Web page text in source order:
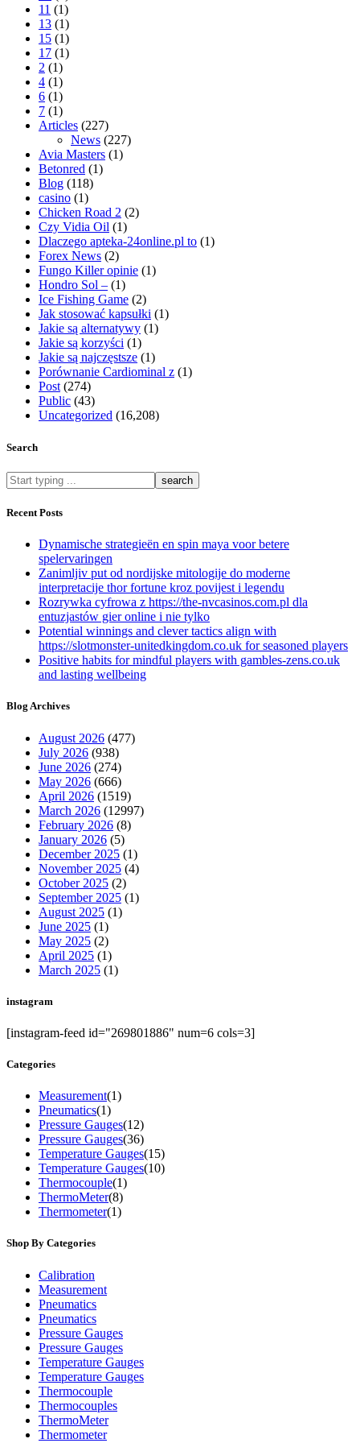
11 (1)
13 (1)
15 (1)
17 (1)
2 (1)
4 (1)
6 (1)
7 (1)
Articles (227)
News (227)
Avia Masters (1)
Betonred (1)
Blog (118)
casino (1)
Chicken Road 2 (2)
Czy Vidia Oil (1)
Dlaczego apteka-24online.pl to (1)
Forex News (2)
Fungo Killer opinie (1)
Hondro Sol – (1)
Ice Fishing Game (2)
Jak stosować kapsułki (1)
Jakie są alternatywy (1)
Jakie są korzyści (1)
Jakie są najczęstsze (1)
Porównanie Cardiominal z (1)
Post(274)
Public (43)
Uncategorized (16,208)
Search
What
are
you
Recent Posts
Dynamische strategieën en spin maya voor betere
spelervaringen
Zanimljiv put od nordijske mitologije do moderne
interpretacije thor fortune kroz povijest i legendu
Rozrywka cyfrowa z https://the-nvcasinos.com.pl dla
entuzjastów gier online i nie tylko
Potential winnings and clever tactics align with
https://slotmonster-unitedkingdom.co.uk for seasoned players
Positive habits for mindful players with gambles-zens.co.uk
and lasting wellbeing
Blog Archives
August 2026 (477)
July 2026 (938)
June 2026 (274)
May 2026 (666)
April 2026 (1519)
March 2026 (12997)
February 2026 (8)
January 2026 (5)
December 2025 (1)
November 2025 (4)
October 2025 (2)
September 2025 (1)
August 2025 (1)
June 2025 (1)
May 2025 (2)
April 2025 (1)
March 2025 (1)
instagram
[instagram-feed id="269801886" num=6 cols=3]
Categories
Measurement(1)
Pneumatics(1)
Pressure Gauges(12)
Pressure Gauges(36)
Temperature Gauges(15)
Temperature Gauges(10)
Thermocouple(1)
ThermoMeter(8)
Thermometer(1)
Shop By Categories
Calibration
Measurement
Pneumatics
Pneumatics
Pressure Gauges
Pressure Gauges
Temperature Gauges
Temperature Gauges
Thermocouple
Thermocouples
ThermoMeter
Thermometer